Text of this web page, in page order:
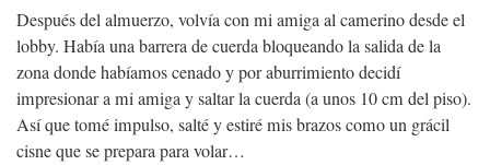
Después del almuerzo, volvía con mi amiga al camerino desde el
lobby. Había una barrera de cuerda bloqueando la salida de la
zona donde habíamos cenado y por aburrimiento decidí
impresionar a mi amiga y saltar la cuerda (a unos 10 cm del piso).
Así que tomé impulso, salté y estiré mis brazos como un grácil
cisne que se prepara para volar…